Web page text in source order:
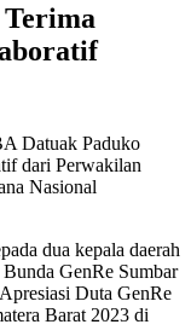
Datuak Paduko
dari Perwakilan
Nasional
dua kepala daerah
GenRe Sumbar
Duta GenRe
Barat 2023 di